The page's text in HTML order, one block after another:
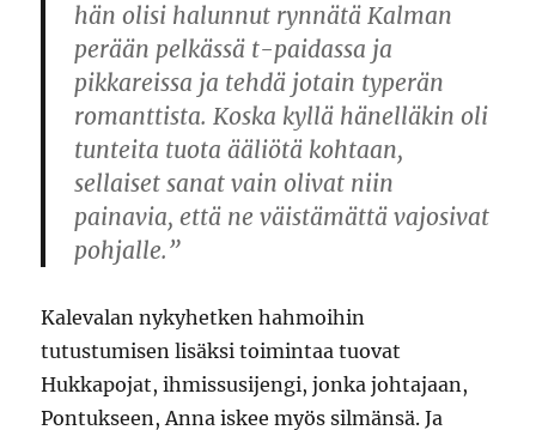
hän olisi halunnut rynnätä Kalman
perään pelkässä t-paidassa ja
pikkareissa ja tehdä jotain typerän
romanttista. Koska kyllä hänelläkin oli
tunteita tuota ääliötä kohtaan,
sellaiset sanat vain olivat niin
painavia, että ne väistämättä vajosivat
pohjalle.”
Kalevalan nykyhetken hahmoihin
tutustumisen lisäksi toimintaa tuovat
Hukkapojat, ihmissusijengi, jonka johtajaan,
Pontukseen, Anna iskee myös silmänsä. Ja